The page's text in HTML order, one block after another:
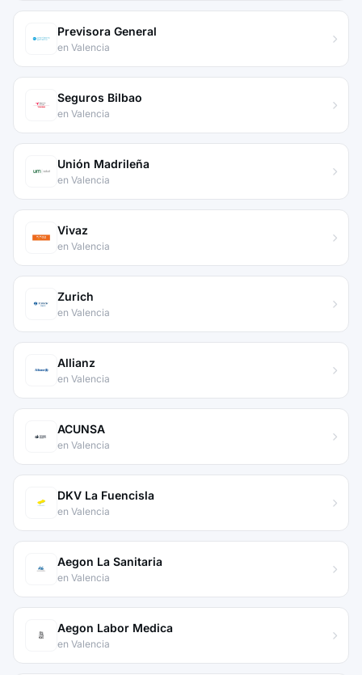
Previsora General
en Valencia
Seguros Bilbao
en Valencia
Unión Madrileña
en Valencia
Vivaz
en Valencia
Zurich
en Valencia
Allianz
en Valencia
ACUNSA
en Valencia
DKV La Fuencisla
en Valencia
Aegon La Sanitaria
en Valencia
Aegon Labor Medica
en Valencia